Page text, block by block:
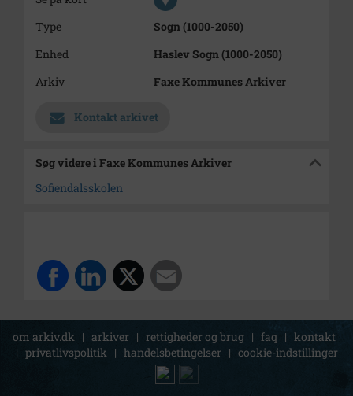
Type
Sogn (1000-2050)
Enhed
Haslev Sogn (1000-2050)
Arkiv
Faxe Kommunes Arkiver
Kontakt arkivet
Søg videre i Faxe Kommunes Arkiver
Sofiendalsskolen
om arkiv.dk | arkiver | rettigheder og brug | faq | kontakt
| privatlivspolitik | handelsbetingelser | cookie-indstillinger